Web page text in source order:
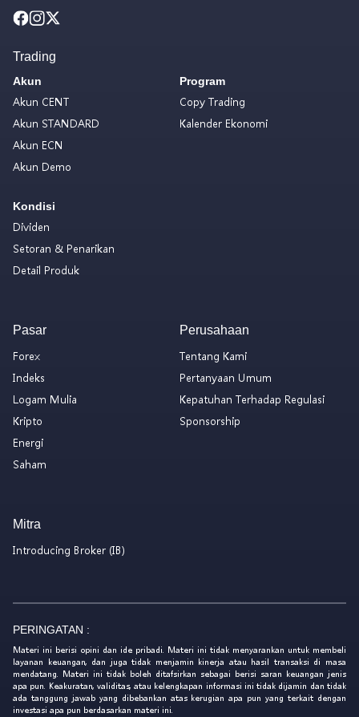
Trading
Akun
Akun CENT
Akun STANDARD
Akun ECN
Akun Demo
Kondisi
Dividen
Setoran & Penarikan
Detail Produk
Program
Copy Trading
Kalender Ekonomi
Pasar
Forex
Indeks
Logam Mulia
Kripto
Energi
Saham
Perusahaan
Tentang Kami
Pertanyaan Umum
Kepatuhan Terhadap Regulasi
Sponsorship
Mitra
Introducing Broker (IB)
PERINGATAN :
Materi ini berisi opini dan ide pribadi. Materi ini tidak menyarankan untuk membeli
layanan keuangan, dan juga tidak menjamin kinerja atau hasil transaksi di masa
mendatang. Materi ini tidak boleh ditafsirkan sebagai berisi saran keuangan jenis
apa pun. Keakuratan, validitas, atau kelengkapan informasi ini tidak dijamin dan tidak
ada tanggung jawab yang dibebankan atas kerugian apa pun yang terkait dengan
investasi apa pun berdasarkan materi ini.